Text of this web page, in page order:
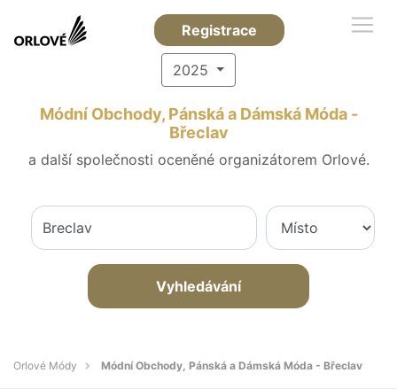
Registrace
2025
Módní Obchody, Pánská a Dámská Móda -
Břeclav
a další společnosti oceněné organizátorem Orlové.
Vyhledávání
Orlové Módy Módní Obchody, Pánská a Dámská Móda - Břeclav